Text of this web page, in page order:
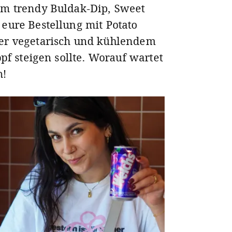
(@mitvergnuegenhh)
trendy Buldak-Dip, Sweet
Bestellung mit Potato
vegetarisch und kühlendem
steigen sollte. Worauf wartet